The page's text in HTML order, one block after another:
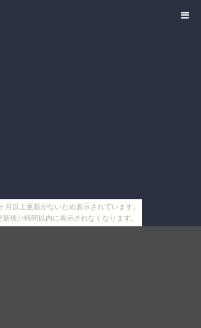
月以上更新がないため表示されています。
後24時間以内に表示されなくなります。